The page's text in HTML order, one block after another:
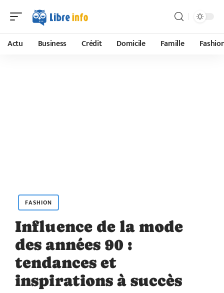
Actu Business Crédit Domicile Famille
FASHION
Influence de la mode
des années 90 :
tendances et
inspirations à succès